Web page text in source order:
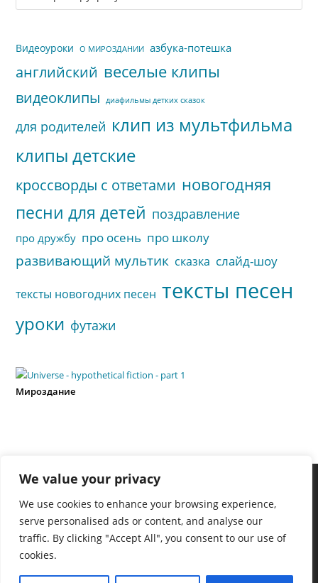
We value your privacy
We use cookies to enhance your browsing experience,
serve personalised ads or content, and analyse our
traffic. By clicking "Accept All", you consent to our use of
cookies.
сайта
Видеоуроки О МИРОЗДАНИИ азбука-потешка
английский веселые клипы
видеоклипы диафильмы детких сказок
для родителей клип из мультфильма
клипы детские
кроссворды с ответами новогодняя
песни для детей поздравление
про дружбу про осень про школу
развивающий мультик сказка слайд-шоу
тексты новогодних песен тексты песен
уроки футажи
Мироздание